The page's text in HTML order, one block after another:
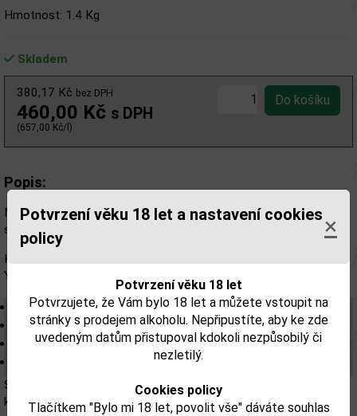
Potvrzení věku 18 let a nastavení cookies
policy
×
Potvrzení věku 18 let
Potvrzujete, že Vám bylo 18 let a můžete vstoupit na
stránky s prodejem alkoholu. Nepřipustíte, aby ke zde
uvedeným datům přistupoval kdokoli nezpůsobilý či
nezletilý.
Cookies policy
Tlačítkem "Bylo mi 18 let, povolit vše" dáváte souhlas
Hmotnost: 1.4 Kg
Skladem
380,17 Kč bez DPH
460,00 Kč s DPH
(657,00 Kč/l)
Popis:
Midori pochází z Japonska a je pojmenován podle japonského
slova pro „zelený“.
K výrobě tohoto melounového likéru se používá pižmo a melouny
Yubari.
Barva: intenzivně zelená.
Vůně: Exotické ovoce.
Chuť: Ovocná, vyvážená, zralé melouny.
Svou výraznou exotickou chutí je ideální na míchání kreativních
koktejlů.